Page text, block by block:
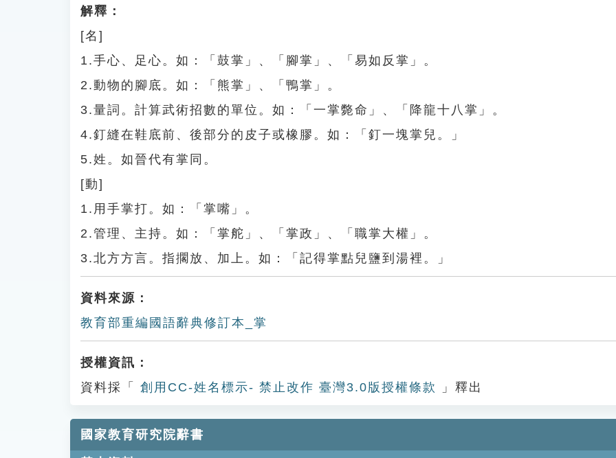
解釋：
[名]
1.手心、足心。如：「鼓掌」、「腳掌」、「易如反掌」。
2.動物的腳底。如：「熊掌」、「鴨掌」。
3.量詞。計算武術招數的單位。如：「一掌斃命」、「降龍十八掌」。
4.釘縫在鞋底前、後部分的皮子或橡膠。如：「釘一塊掌兒。」
5.姓。如晉代有掌同。
[動]
1.用手掌打。如：「掌嘴」。
2.管理、主持。如：「掌舵」、「掌政」、「職掌大權」。
3.北方方言。指擱放、加上。如：「記得掌點兒鹽到湯裡。」
資料來源：
教育部重編國語辭典修訂本_掌
授權資訊：
資料採「
創用CC-姓名標示- 禁止改作 臺灣3.0版授權條款 」釋出
國家教育研究院辭書